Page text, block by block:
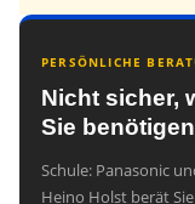
PERSÖNLICHE
Nicht sicher,
Sie
Schule: Panasonic
Heino Holst berät